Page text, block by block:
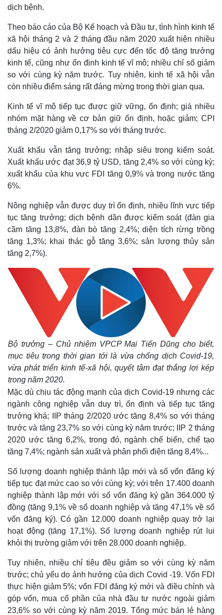
Thế giới
Cuộc sống đó đây
Hồ sơ
Ảnh
E-Magazine
Infographic
dịch bệnh.
Theo báo cáo của Bộ Kế hoạch và Đầu tư, tình hình kinh tế
xã hội tháng 2 và 2 tháng đầu năm 2020 xuất hiện nhiều
dấu hiệu có ảnh hưởng tiêu cực đến tốc độ tăng trưởng
kinh tế, cũng như ổn định kinh tế vĩ mô; nhiều chỉ số giảm
so với cùng kỳ năm trước. Tuy nhiên, kinh tế xã hội vẫn
còn nhiều điểm sáng rất đáng mừng trong thời gian qua.
Kinh tế vĩ mô tiếp tục được giữ vững, ổn định; giá nhiều
nhóm mặt hàng về cơ bản giữ ổn định, hoặc giảm; CPI
tháng 2/2020 giảm 0,17% so với tháng trước.
Xuất khẩu vẫn tăng trưởng; nhập siêu trong kiểm soát.
Xuất khẩu ước đạt 36,9 tỷ USD, tăng 2,4% so với cùng kỳ;
xuất khẩu của khu vực FDI tăng 0,9% và trong nước tăng
6%.
Nông nghiệp vẫn được duy trì ổn định, nhiều lĩnh vực tiếp
tục tăng trưởng; dịch bệnh dần được kiểm soát (đàn gia
cầm tăng 13,8%, đàn bò tăng 2,4%; diện tích rừng trồng
tăng 1,3%; khai thác gỗ tăng 3,6%; sản lượng thủy sản
tăng 2,7%).
Bộ trưởng – Chủ nhiệm VPCP Mai Tiến Dũng cho biết,
mục tiêu trong thời gian tới là vừa chống dịch Covid-19,
vừa phát triển kinh tế-xã hội, quyết tâm đạt thắng lợi kép
trong năm 2020.
Mặc dù chịu tác động mạnh của dịch Covid-19 nhưng các
ngành công nghiệp vẫn duy trì, ổn định và tiếp tục tăng
trưởng khá; IIP tháng 2/2020 ước tăng 8,4% so với tháng
trước và tăng 23,7% so với cùng kỳ năm trước; IIP 2 tháng
2020 ước tăng 6,2%, trong đó, ngành chế biến, chế tạo
tăng 7,4%; ngành sản xuất và phân phối điện tăng 8,4%...
Số lượng doanh nghiệp thành lập mới và số vốn đăng ký
tiếp tục đạt mức cao so với cùng kỳ; với trên 17.400 doanh
nghiệp thành lập mới với số vốn đăng ký gần 364.000 tỷ
đồng (tăng 9,1% về số doanh nghiệp và tăng 47,1% về số
vốn đăng ký). Có gần 12.000 doanh nghiệp quay trở lại
hoạt động (tăng 17,1%). Số lượng doanh nghiệp rút lui
khỏi thị trường giảm với trên 28.000 doanh nghiệp.
Tuy nhiên, nhiều chỉ tiêu đều giảm so với cùng kỳ năm
trước; chủ yếu do ảnh hưởng của dịch Covid -19. Vốn FDI
thực hiện giảm 5%; vốn FDI đăng ký mới và điều chỉnh và
góp vốn, mua cổ phần của nhà đầu tư nước ngoài giảm
23,6% so với cùng kỳ năm 2019. Tổng mức bán lẻ hàng